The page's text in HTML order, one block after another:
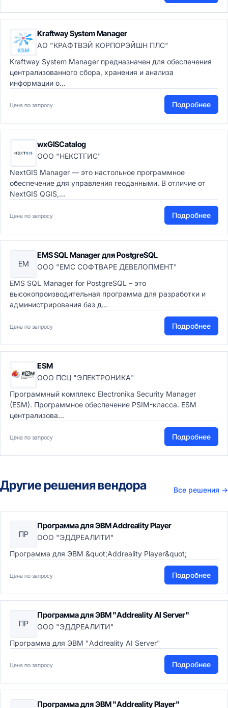
Kraftway System Manager
АО "КРАФТВЭЙ КОРПОРЭЙШН ПЛС"
Kraftway System Manager предназначен для обеспечения
централизованного сбора, хранения и анализа
информации о...
Цена по запросу Подробнее
wxGISCatalog
ООО "НЕКСТГИС"
NextGIS Manager — это настольное программное
обеспечение для управления геоданными. В отличие от
NextGIS QGIS,...
Цена по запросу Подробнее
EM
EMS SQL Manager для PostgreSQL
ООО "ЕМС СОФТВАРЕ ДЕВЕЛОПМЕНТ"
EMS SQL Manager for PostgreSQL – это
высокопроизводительная программа для разработки и
администрирования баз д...
Цена по запросу Подробнее
ESM
ООО ПСЦ "ЭЛЕКТРОНИКА"
Программный комплекс Electronika Security Manager
(ESM). Программное обеспечение PSIM-класса. ESM
централизова...
Цена по запросу Подробнее
Другие решения вендора Все решения →
ПР
Программа для ЭВМ Addreality Player
ООО "ЭДДРЕАЛИТИ"
Программа для ЭВМ &quot;Addreality Player&quot;
Цена по запросу Подробнее
ПР
Программа для ЭВМ "Addreality AI Server"
ООО "ЭДДРЕАЛИТИ"
Программа для ЭВМ "Addreality AI Server"
Цена по запросу Подробнее
Программа для ЭВМ "Addreality Player"